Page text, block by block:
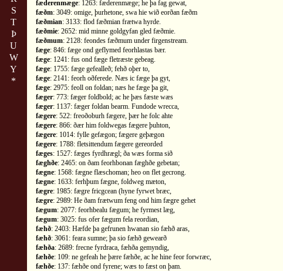
S
T
Þ
U
W
Y
*
fæderenmæge: 1263: fæderenmæge; he þa fag gewat,
fæðm: 3049: omige, þurhetone, swa hie wið eorðan fæðm
fæðmian: 3133: flod fæðmian frætwa hyrde.
fæðmie: 2652: mid minne goldgyfan gled fæðmie.
fæðmum: 2128: feondes fæðmum under firgenstream.
fæge: 846: fæge ond geflymed feorhlastas bær.
fæge: 1241: fus ond fæge fletræste gebeag.
fæge: 1755: fæge gefealleð; fehð oþer to,
fæge: 2141: feorh oðferede. Næs ic fæge þa gyt,
fæge: 2975: feoll on foldan; næs he fæge þa git,
fæger: 773: fæger foldbold; ac he þæs fæste wæs
fæger: 1137: fæger foldan bearm. Fundode wrecca,
fægere: 522: freoðoburh fægere, þær he folc ahte
fægere: 866: ðær him foldwegas fægere þuhton,
fægere: 1014: fylle gefægon; fægere geþægon
fægere: 1788: fletsittendum fægere gereorded
fæges: 1527: fæges fyrdhrægl; ða wæs forma sið
fæghðe: 2465: on ðam feorhbonan fæghðe gebetan;
fægne: 1568: fægne flæschoman; heo on flet gecrong.
fægne: 1633: ferhþum fægne, foldweg mæton,
fægre: 1985: fægre fricgcean (hyne fyrwet bræc,
fægre: 2989: He ðam frætwum feng ond him fægre gehet
fægum: 2077: feorhbealu fægum; he fyrmest læg,
fægum: 3025: fus ofer fægum fela reordian,
fæhð: 2403: Hæfde þa gefrunen hwanan sio fæhð aras,
fæhð: 3061: feara sumne; þa sio fæhð gewearð
fæhða: 2689: frecne fyrdraca, fæhða gemyndig,
fæhðe: 109: ne gefeah he þære fæhðe, ac he hine feor forwræc,
fæhðe: 137: fæhðe ond fyrene; wæs to fæst on þam.